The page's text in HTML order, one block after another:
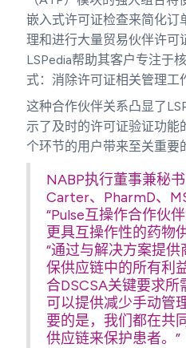
嵌入式许可证检查来简化订
理和进行大量贸易伙伴许可
LSPedia帮助其客户专注于
式：消除许可证相关管理工
这种合作伙伴关系凸显了
示了及时的许可证验证功能
个环节的用户带来至关重要
NABP执行董事兼秘
Carter、PharmD、
“Pulse互操作合作伙
更具互操作性的药物
“通过与解决方案提
保供应链中的所有利
合DSCSA关键要求
可以提供减少手动管
要的是，我们都在共
供应链来保护患者。”